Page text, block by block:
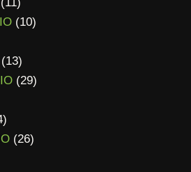
produits
1010
1313
produits
2929
4
produits
2626